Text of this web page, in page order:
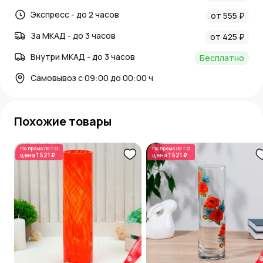
Экспресс - до 2 часов
от 555 ₽
За МКАД - до 3 часов
от 425 ₽
Внутри МКАД - до 3 часов
Бесплатно
Самовывоз с 09:00 до 00:00 ч
Похожие товары
По промоЛЕТО
цена 1 521 ₽
По промоЛЕТО
цена 1 521 ₽